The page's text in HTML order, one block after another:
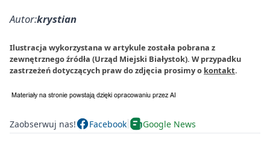
Autor:krystian
Ilustracja wykorzystana w artykule została pobrana z
zewnętrznego źródła (Urząd Miejski Białystok). W przypadku
zastrzeżeń dotyczących praw do zdjęcia prosimy o kontakt.
Zaobserwuj nas! Facebook Google News